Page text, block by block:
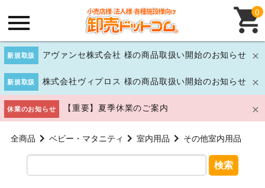
新規取扱 アヴァンセ株式会社 様の商品取扱い開始のお知らせ
新規取扱 株式会社ヴィプロス 様の商品取扱い開始のお知らせ
休業のお知らせ 【重要】夏季休業のご案内
0
全商品 ベビー・マタニティ 室内用品 その他室内用品
検索